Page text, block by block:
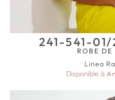
241-541-
ROBE DE
Linea
Disponible à